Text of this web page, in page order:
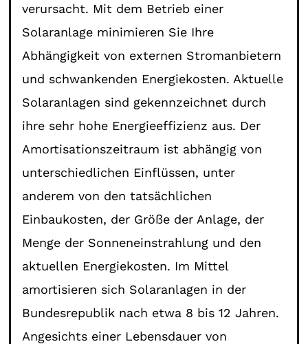
verursacht. Mit dem Betrieb einer
Solaranlage minimieren Sie Ihre
Abhängigkeit von externen Stromanbietern
und schwankenden Energiekosten. Aktuelle
Solaranlagen sind gekennzeichnet durch
ihre sehr hohe Energieeffizienz aus. Der
Amortisationszeitraum ist abhängig von
unterschiedlichen Einflüssen, unter
anderem von den tatsächlichen
Einbaukosten, der Größe der Anlage, der
Menge der Sonneneinstrahlung und den
aktuellen Energiekosten. Im Mittel
amortisieren sich Solaranlagen in der
Bundesrepublik nach etwa 8 bis 12 Jahren.
Angesichts einer Lebensdauer von